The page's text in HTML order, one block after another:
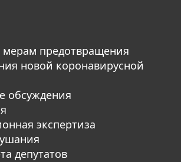
предотвращения
новой коронавирусной
обсуждения
экспертиза
депутатов